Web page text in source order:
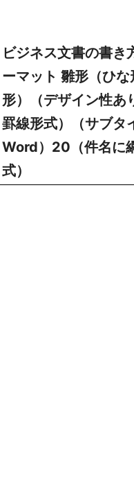
ビジネス文書の書き
ーマット 雛形（ひ
形）（デザイン性あ
罫線形式）（サブタ
Word）20（件名に
式）